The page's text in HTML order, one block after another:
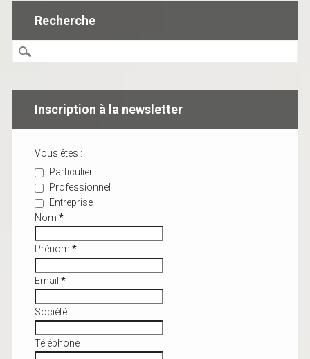
Recherche
Inscription à la newsletter
Vous êtes :
Particulier
Professionnel
Entreprise
Nom *
Prénom *
Email *
Société
Téléphone